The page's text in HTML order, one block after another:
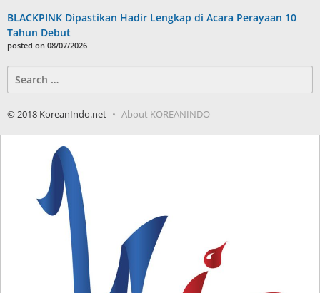
BLACKPINK Dipastikan Hadir Lengkap di Acara Perayaan 10
Tahun Debut
posted on 08/07/2026
for:
© 2018 KoreanIndo.net About KOREANINDO